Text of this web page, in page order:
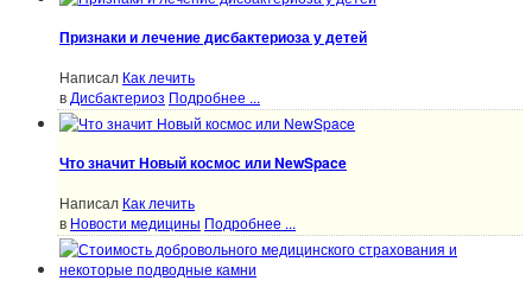
Признаки и лечение дисбактериоза у детей
Написал Как лечить
в Дисбактериоз Подробнее ...
Что значит Новый космос или NewSpace
Написал Как лечить
в Новости медицины Подробнее ...